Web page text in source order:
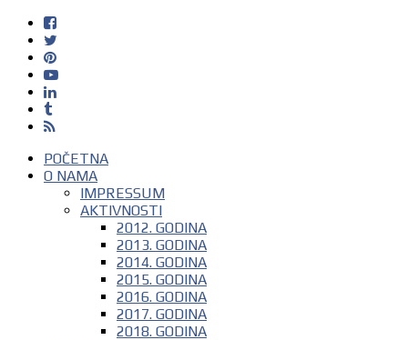
POČETNA
O NAMA
IMPRESSUM
AKTIVNOSTI
2012. GODINA
2013. GODINA
2014. GODINA
2015. GODINA
2016. GODINA
2017. GODINA
2018. GODINA